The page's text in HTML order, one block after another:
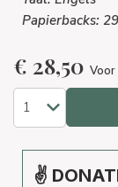
Papierbacks:
€ 28,50 Voor
✌